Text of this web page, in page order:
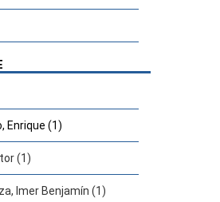
Enrique (1)
(1)
Imer Benjamín (1)